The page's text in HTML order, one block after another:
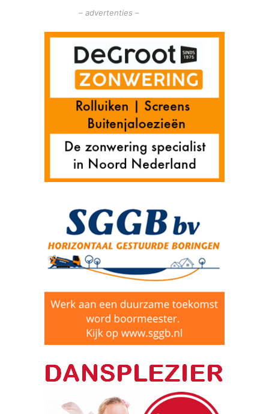
– advertenties –